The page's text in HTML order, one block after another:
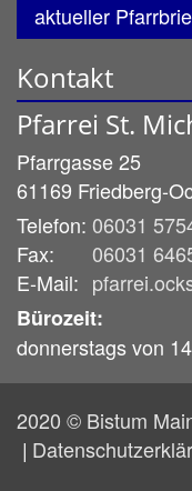
aktueller
Kontakt
Pfarrei St.
Pfarrgasse 25
61169 Friedberg-
Telefon: 06031
Fax:
06031
E-Mail:
Bürozeit:
donnerstags von
2020 © Bistum